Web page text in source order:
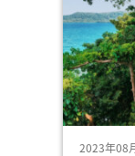
2023年08